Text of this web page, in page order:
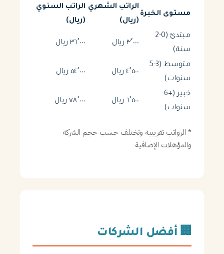
مستوى الخبرة
الراتب الشهري
(ريال)
الراتب السنوي
(ريال)
مبتدئ (0-2
سنة)
٣٬٠٠٠ ريال ٣٦٬٠٠٠ ريال
متوسط (3-5
سنوات)
٤٬٥٠٠ ريال ٥٤٬٠٠٠ ريال
خبير (+6
سنوات)
٦٬٥٠٠ ريال ٧٨٬٠٠٠ ريال
* الرواتب تقريبية وتختلف حسب حجم الشركة
والمؤهلات الإضافية
🏢 أفضل الشركات